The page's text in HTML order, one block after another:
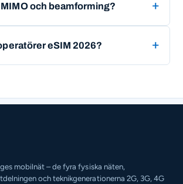
och beamforming?
eSIM 2026?
mobilnät – de fyra fysiska näten,
och teknikgenerationerna 2G, 3G, 4G